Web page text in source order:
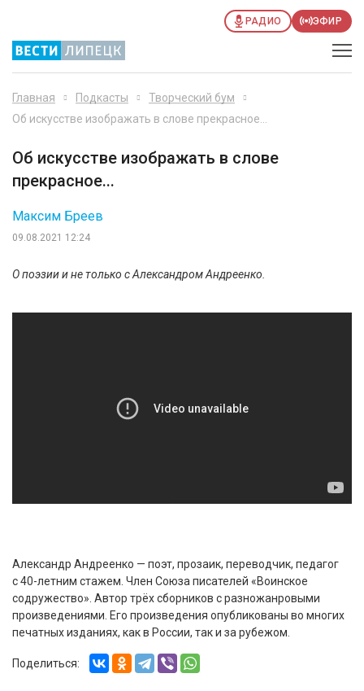
РАДИО ЭФИР
Главная Подкасты
Творческий бум
Об искусстве изображать в слове прекрасное...
Об искусстве изображать в слове
прекрасное...
09.08.2021 12:24
Максим Бреев
О поэзии и не только с Александром Андреенко.
Александр Андреенко — поэт, прозаик, переводчик, педагог
с 40-летним стажем. Член Союза писателей «Воинское
содружество». Автор трёх сборников с разножанровыми
произведениями. Его произведения опубликованы во многих
печатных изданиях, как в России, так и за рубежом.
Поделиться: